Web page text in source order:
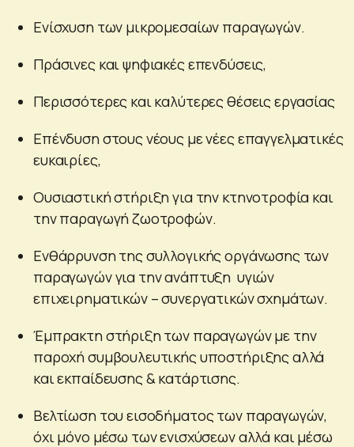
Ενίσχυση των μικρομεσαίων παραγωγών.
Πράσινες και ψηφιακές επενδύσεις,
Περισσότερες και καλύτερες θέσεις εργασίας
Επένδυση στους νέους με νέες επαγγελματικές
ευκαιρίες,
Ουσιαστική στήριξη για την κτηνοτροφία και
την παραγωγή ζωοτροφών.
Ενθάρρυνση της συλλογικής οργάνωσης των
παραγωγών για την ανάπτυξη υγιών
επιχειρηματικών – συνεργατικών σχημάτων.
Έμπρακτη στήριξη των παραγωγών με την
παροχή συμβουλευτικής υποστήριξης αλλά
και εκπαίδευσης & κατάρτισης.
Βελτίωση του εισοδήματος των παραγωγών,
όχι μόνο μέσω των ενισχύσεων αλλά και μέσω